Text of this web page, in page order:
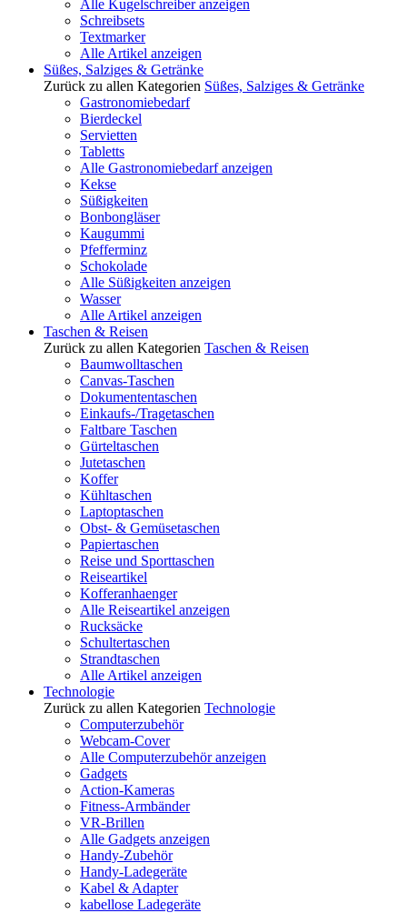
Alle Kugelschreiber anzeigen
Schreibsets
Textmarker
Alle Artikel anzeigen
Süßes, Salziges & Getränke
Zurück zu allen Kategorien Süßes, Salziges & Getränke
Gastronomiebedarf
Bierdeckel
Servietten
Tabletts
Alle Gastronomiebedarf anzeigen
Kekse
Süßigkeiten
Bonbongläser
Kaugummi
Pfefferminz
Schokolade
Alle Süßigkeiten anzeigen
Wasser
Alle Artikel anzeigen
Taschen & Reisen
Zurück zu allen Kategorien Taschen & Reisen
Baumwolltaschen
Canvas-Taschen
Dokumententaschen
Einkaufs-/Tragetaschen
Faltbare Taschen
Gürteltaschen
Jutetaschen
Koffer
Kühltaschen
Laptoptaschen
Obst- & Gemüsetaschen
Papiertaschen
Reise und Sporttaschen
Reiseartikel
Kofferanhaenger
Alle Reiseartikel anzeigen
Rucksäcke
Schultertaschen
Strandtaschen
Alle Artikel anzeigen
Technologie
Zurück zu allen Kategorien Technologie
Computerzubehör
Webcam-Cover
Alle Computerzubehör anzeigen
Gadgets
Action-Kameras
Fitness-Armbänder
VR-Brillen
Alle Gadgets anzeigen
Handy-Zubehör
Handy-Ladegeräte
Kabel & Adapter
kabellose Ladegeräte